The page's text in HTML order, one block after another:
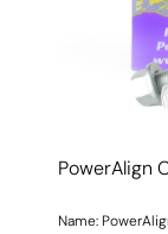
PowerAlign
Name: